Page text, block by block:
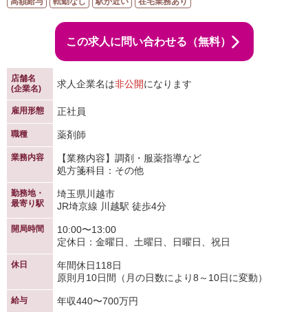
この求人に問い合わせる（無料）
店舗名
(企業名)
求人企業名は非公開になります
雇用形態 正社員
職種 薬剤師
業務内容
【業務内容】調剤・服薬指導など
処方箋科目：その他
勤務地・
最寄り駅
埼玉県川越市
JR埼京線 川越駅 徒歩4分
開局時間
10:00〜13:00
定休日：金曜日、土曜日、日曜日、祝日
休日
年間休日118日
原則月10日間（月の日数により8～10日に変動）
給与 年収440〜700万円